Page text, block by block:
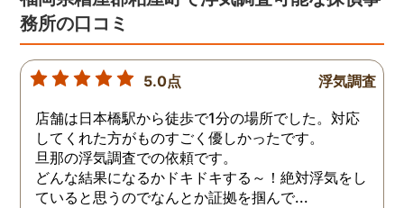
務所の口コミ
5.0点 浮気調査
店舗は日本橋駅から徒歩で1分の場所でした。対応
してくれた方がものすごく優しかったです。
旦那の浮気調査での依頼です。
どんな結果になるかドキドキする～！絶対浮気をし
ていると思うのでなんとか証拠を掴んで...